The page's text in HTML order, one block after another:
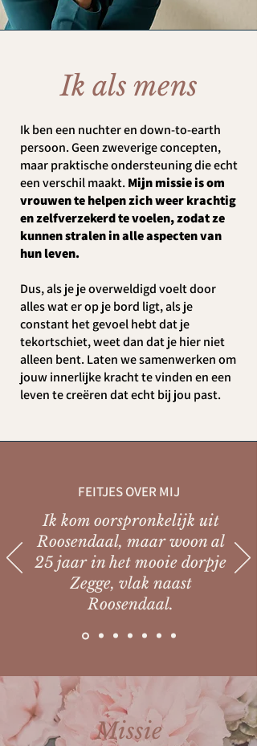
Ik als mens
Ik ben een nuchter en down-to-earth
persoon. Geen zweverige concepten,
maar praktische ondersteuning die echt
een verschil maakt. Mijn missie is om
vrouwen te helpen zich weer krachtig
en zelfverzekerd te voelen, zodat ze
kunnen stralen in alle aspecten van
hun leven.
Dus, als je je overweldigd voelt door
alles wat er op je bord ligt, als je
constant het gevoel hebt dat je
tekortschiet, weet dan dat je hier niet
alleen bent. Laten we samenwerken om
jouw innerlijke kracht te vinden en een
leven te creëren dat echt bij jou past.
FEITJES OVER MIJ
Ik kom oorspronkelijk uit
Roosendaal, maar woon al
25 jaar in het mooie dorpje
Zegge, vlak naast
Roosendaal.
Missie